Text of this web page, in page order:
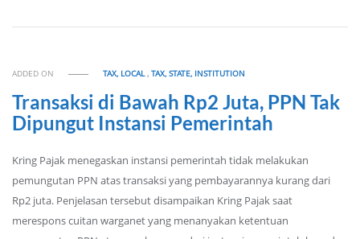
ADDED ON TAX, LOCAL,TAX, STATE, INSTITUTION
Transaksi di Bawah Rp2 Juta, PPN Tak
Dipungut Instansi Pemerintah
Kring Pajak menegaskan instansi pemerintah tidak melakukan
pemungutan PPN atas transaksi yang pembayarannya kurang dari
Rp2 juta. Penjelasan tersebut disampaikan Kring Pajak saat
merespons cuitan warganet yang menanyakan ketentuan